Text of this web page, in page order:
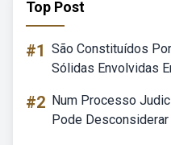
Top Post
#1 São Constituídos
Sólidas Envolvidas
#2 Num Processo
Pode